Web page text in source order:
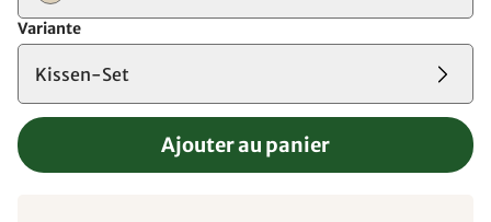
Variante
Kissen-Set
Ajouter au panier